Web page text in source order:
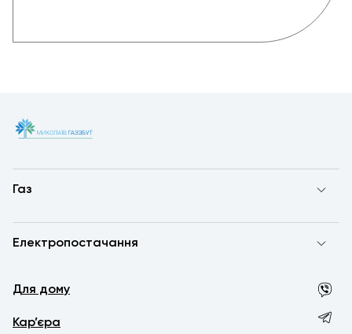
Газ
Електропостачання
Для дому
Кар’єра